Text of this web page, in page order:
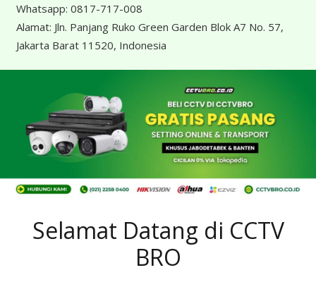
Whatsapp: 0817-717-008
Alamat: Jln. Panjang Ruko Green Garden Blok A7 No. 57,
Jakarta Barat 11520, Indonesia
Selamat Datang di CCTV
BRO